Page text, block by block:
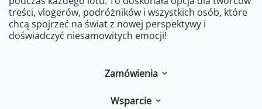
treści, vlogerów, podróżników i wszystkich osób, które
chcą spojrzeć na świat z nowej perspektywy i
doświadczyć niesamowitych emocji!
Zamówienia
Wsparcie